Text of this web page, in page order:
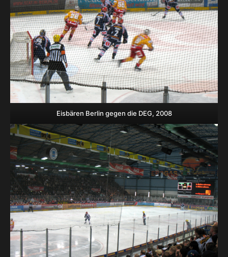
Eisbären Berlin gegen die DEG, 2008